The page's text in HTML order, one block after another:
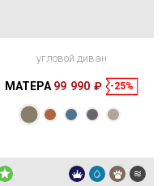
Размеры
278 × 178 × 84
место
200 × 160 см
угловой диван
МАТЕРА 99 990 ₽ -25%